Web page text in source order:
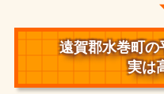
遠賀郡水巻町の
実は